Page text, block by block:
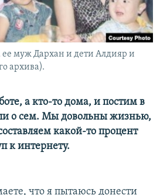
ее муж Дархан и дети Алдияр и
архива).
а кто-то дома, и постим в
о сем. Мы довольны жизнью,
какой-то процент
к интернету.
что я пытаюсь донести